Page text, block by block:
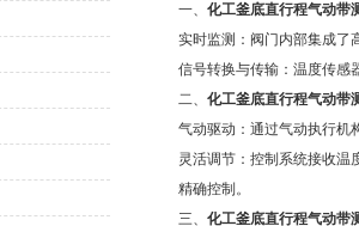
一、 化工釜底直行程气动带
实时监测：阀门内部集成了
信号转换与传输：温度传感
二、 化工釜底直行程气动带
气动驱动：通过气动执行机
灵活调节：控制系统接收温
精确控制。
三、 化工釜底直行程气动带